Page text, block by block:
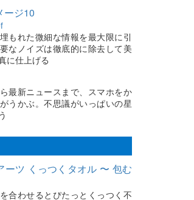
ージ10
もれた微細な情報を最大限に引
なノイズは徹底的に除去して美
に仕上げる
最新ニュースまで、スマホをか
うかぶ。不思議がいっぱいの星
ーツ くっつくタオル 〜 包む
合わせるとぴたっとくっつく不